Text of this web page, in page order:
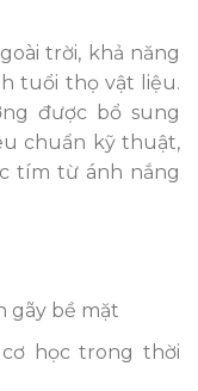
trời, khả năng
tuổi thọ vật liệu.
được bổ sung
chuẩn kỹ thuật,
tím từ ánh nắng
gãy bề mặt
học trong thời